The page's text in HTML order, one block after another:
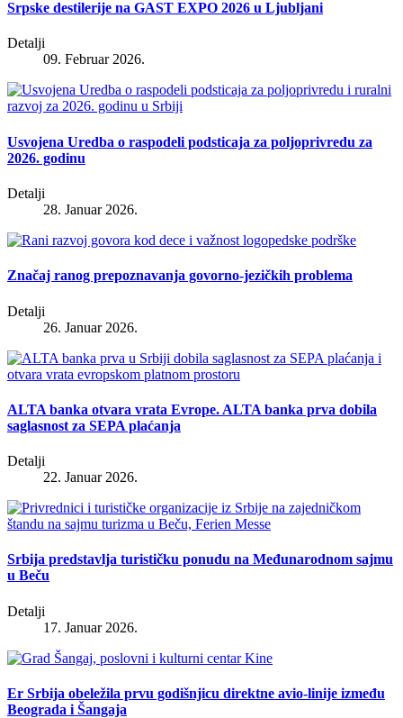
Srpske destilerije na GAST EXPO 2026 u Ljubljani
Detalji
09. Februar 2026.
Usvojena Uredba o raspodeli podsticaja za poljoprivredu za
2026. godinu
Detalji
28. Januar 2026.
Značaj ranog prepoznavanja govorno-jezičkih problema
Detalji
26. Januar 2026.
ALTA banka otvara vrata Evrope. ALTA banka prva dobila
saglasnost za SEPA plaćanja
Detalji
22. Januar 2026.
Srbija predstavlja turističku ponudu na Međunarodnom sajmu
u Beču
Detalji
17. Januar 2026.
Er Srbija obeležila prvu godišnjicu direktne avio-linije između
Beograda i Šangaja